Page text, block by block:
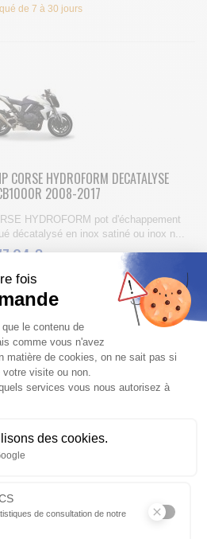
de 7 à 30 jours
CORSE HYDROFORM DECATALYSE
2008-2017
HYDROFORM pot d'échappement
décatalysé en inox satiné ou inox n...
€ 744.00 € -9%
de 7 à 30 jours
EVOXTREME DECATALYSE HONDA
2011-2014
inox noir avec embout carbone pour...
€
fois
du
le contenu de
comme vous n'avez
matière de cookies, on ne sait pas si
visite ou non.
services vous nous autorisez à
des cookies.
de consultation de notre
consent